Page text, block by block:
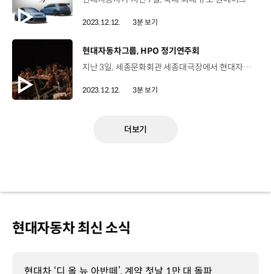
2023.12.12. 3분 보기
[동영상]
현대자동차그룹, HPO 정기연주회
지난 3일, 세종문화회관 세종대극장에서 현대자동차그룹 필하모닉 오케스트라 HPO의 제12회 정기연주회가 열렸습니다. HPO는 클래식을 사랑하는 현대차그룹 임직원들이 자발적으로 결성한 소규모 앙상블로 2009년 첫걸음을 시작해 현재 200여 명이 넘는 단원들과 함께 다양한 음악 활동을 전개하고 있습니다. 이번 정기연주회는 ‘개인의 도전이 모여, 완성된 모두의 도약’을 주제로 건반 위의 구도자로 불리는 세계적인 거장, 백건우 피아니스트와의 협연을 선보여 눈길을 끌었습니다. HPO는 이번 정기연주회를 통해 현장을 찾은 관객들에게 잊지 못할 감동을 선사했습니다. 피채희 / 서울 광진구 일하면서 언제 이렇게 준비했는지 놀라웠고요. 가벼운 마음으로 왔다가 굉장히 감동을 받고 갑니다. 그래서 연말에 굉장히 행복했고요. 12월에 많은 분들이 이 자리에서 저와 같은 감동을 받지 않았을까 생각하고요. 2023년 마무리를 잘할 수 있게 이번 오케스트라 공연단의 역할이 컸던 것 같습니다. 정성록 / HPO 단장 / 현대자동차·기아 MLV소음진동시험팀 연구원 이번에 저희 캐치프레이즈인 '개인의 도전이 모여 완성된 모두의 도약'처럼 저희 HPO의 도전을 정말 응원해 주신 분들이 많습니다. 그런 모든 분께 진심으로 감사드리고 저희 단원들도 너무 열심히 해주셔서 감사드립니다. 한 단계 더 도약할 수 있는 HPO가 되도록 더 열심히 하겠습니다. HPO는 앞으로도 다채롭고 풍성한 음악과 함께 현대차그룹의 문화 아이콘으로 활동할 예정입니다.
2023.12.12. 3분 보기
더보기
현대자동차 최신 소식
현대차 ‘디 올 뉴 아반떼’, 계약 첫날 1만 대 돌파